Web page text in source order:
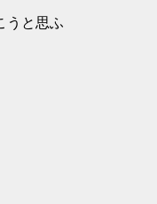
うと思ふ